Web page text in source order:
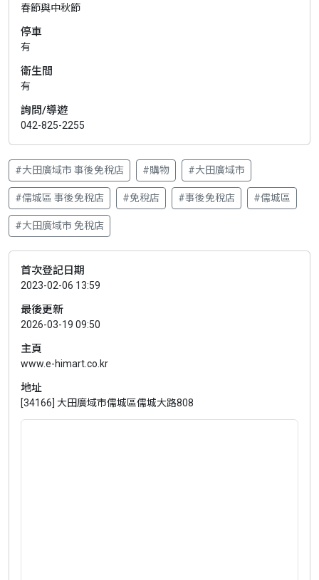
春節與中秋節
停車
有
衛生間
有
詢問/導遊
042-825-2255
#大田廣域市 事後免稅店 #購物 #大田廣域市
#儒城區 事後免稅店 #免稅店 #事後免稅店 #儒城區
#大田廣域市 免稅店
首次登記日期
2023-02-06 13:59
最後更新
2026-03-19 09:50
主頁
www.e-himart.co.kr
地址
[34166] 大田廣域市儒城區儒城大路808